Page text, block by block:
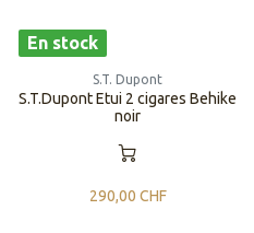
En stock
S.T. Dupont
S.T.Dupont Etui 2 cigares Behike
noir
290,00 CHF